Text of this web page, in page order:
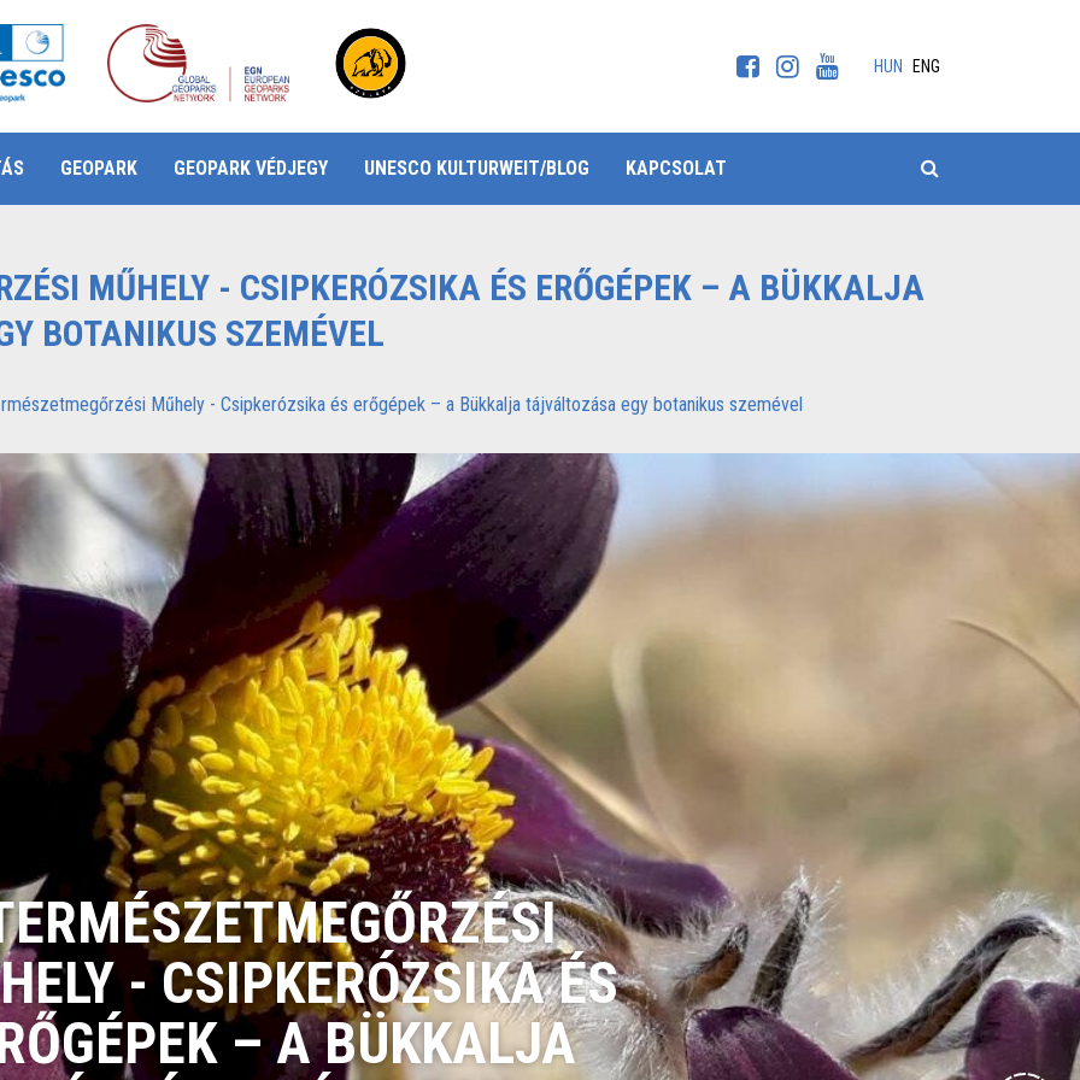
HUN ENG
GEOPARK GEOPARK VÉDJEGY UNESCO KULTURWEIT/BLOG KAPCSOLAT
MŰHELY - CSIPKERÓZSIKA ÉS ERŐGÉPEK – A BÜKKALJA
BOTANIKUS SZEMÉVEL
Műhely - Csipkerózsika és erőgépek – a Bükkalja tájváltozása egy botanikus szemével
- CSIPKERÓZSIKA ÉS
– A BÜKKALJA